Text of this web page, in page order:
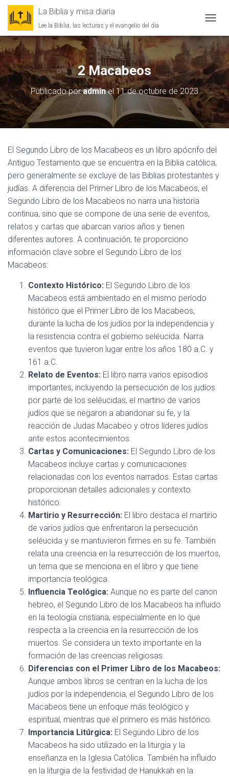
La Biblia y misa diaria
Lee la Biblia, las lecturas y el evangelio del día
2 Macabeos
Publicado poradminel11 de octubre de 2023
El Segundo Libro de los Macabeos es un libro apócrifo del
Antiguo Testamento que se encuentra en la Biblia católica,
pero generalmente se excluye de las Biblias protestantes y
judías. A diferencia del Primer Libro de los Macabeos, el
Segundo Libro de los Macabeos no narra una historia
continua, sino que se compone de una serie de eventos,
relatos y cartas que abarcan varios años y tienen
diferentes autores. A continuación, te proporciono
información clave sobre el Segundo Libro de los
Macabeos:
Contexto Histórico: El Segundo Libro de los
Macabeos está ambientado en el mismo período
histórico que el Primer Libro de los Macabeos,
durante la lucha de los judíos por la independencia y
la resistencia contra el gobierno seléucida. Narra
eventos que tuvieron lugar entre los años 180 a.C. y
161 a.C.
Relato de Eventos: El libro narra varios episodios
importantes, incluyendo la persecución de los judíos
por parte de los seléucidas, el martirio de varios
judíos que se negaron a abandonar su fe, y la
reacción de Judas Macabeo y otros líderes judíos
ante estos acontecimientos.
Cartas y Comunicaciones: El Segundo Libro de los
Macabeos incluye cartas y comunicaciones
relacionadas con los eventos narrados. Estas cartas
proporcionan detalles adicionales y contexto
histórico.
Martirio y Resurrección: El libro destaca el martirio
de varios judíos que enfrentaron la persecución
seléucida y se mantuvieron firmes en su fe. También
relata una creencia en la resurrección de los muertos,
un tema que se menciona en el libro y que tiene
importancia teológica.
Influencia Teológica: Aunque no es parte del canon
hebreo, el Segundo Libro de los Macabeos ha influido
en la teología cristiana, especialmente en lo que
respecta a la creencia en la resurrección de los
muertos. Se considera un texto importante en la
formación de las creencias religiosas.
Diferencias con el Primer Libro de los Macabeos:
Aunque ambos libros se centran en la lucha de los
judíos por la independencia, el Segundo Libro de los
Macabeos tiene un enfoque más teológico y
espiritual, mientras que el primero es más histórico.
Importancia Litúrgica: El Segundo Libro de los
Macabeos ha sido utilizado en la liturgia y la
enseñanza en la Iglesia Católica. También ha influido
en la liturgia de la festividad de Hanukkah en la